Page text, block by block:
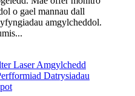
o gael mannau dall
amgylcheddol.